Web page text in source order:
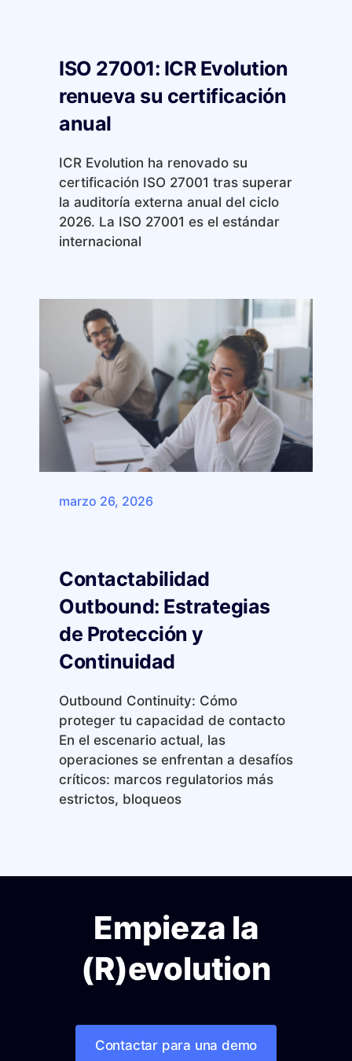
ISO 27001: ICR Evolution
renueva su certificación
anual
ICR Evolution ha renovado su
certificación ISO 27001 tras superar
la auditoría externa anual del ciclo
2026. La ISO 27001 es el estándar
internacional
marzo 26, 2026
Contactabilidad
Outbound: Estrategias
de Protección y
Continuidad
Outbound Continuity: Cómo
proteger tu capacidad de contacto
En el escenario actual, las
operaciones se enfrentan a desafíos
críticos: marcos regulatorios más
estrictos, bloqueos
Empieza la
(R)evolution
Contactar para una demo